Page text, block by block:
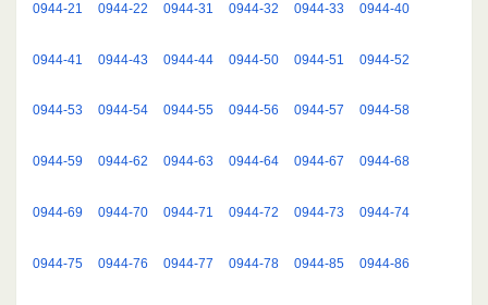
0944-21 0944-22 0944-31 0944-32 0944-33 0944-40
0944-41 0944-43 0944-44 0944-50 0944-51 0944-52
0944-53 0944-54 0944-55 0944-56 0944-57 0944-58
0944-59 0944-62 0944-63 0944-64 0944-67 0944-68
0944-69 0944-70 0944-71 0944-72 0944-73 0944-74
0944-75 0944-76 0944-77 0944-78 0944-85 0944-86